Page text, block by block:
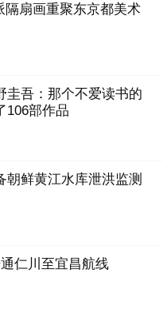
隔扇画重聚东京都美术
圭吾：那个不爱读书的
106部作品
朝鲜黄江水库泄洪监测
仁川至宜昌航线